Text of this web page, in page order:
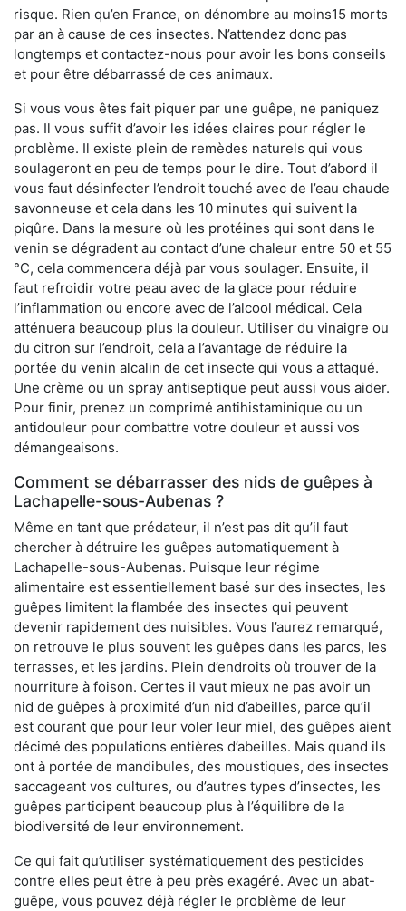
risque. Rien qu’en France, on dénombre au moins15 morts
par an à cause de ces insectes. N’attendez donc pas
longtemps et contactez-nous pour avoir les bons conseils
et pour être débarrassé de ces animaux.
Si vous vous êtes fait piquer par une guêpe, ne paniquez
pas. Il vous suffit d’avoir les idées claires pour régler le
problème. Il existe plein de remèdes naturels qui vous
soulageront en peu de temps pour le dire. Tout d’abord il
vous faut désinfecter l’endroit touché avec de l’eau chaude
savonneuse et cela dans les 10 minutes qui suivent la
piqûre. Dans la mesure où les protéines qui sont dans le
venin se dégradent au contact d’une chaleur entre 50 et 55
°C, cela commencera déjà par vous soulager. Ensuite, il
faut refroidir votre peau avec de la glace pour réduire
l’inflammation ou encore avec de l’alcool médical. Cela
atténuera beaucoup plus la douleur. Utiliser du vinaigre ou
du citron sur l’endroit, cela a l’avantage de réduire la
portée du venin alcalin de cet insecte qui vous a attaqué.
Une crème ou un spray antiseptique peut aussi vous aider.
Pour finir, prenez un comprimé antihistaminique ou un
antidouleur pour combattre votre douleur et aussi vos
démangeaisons.
Comment se débarrasser des nids de guêpes à
Lachapelle-sous-Aubenas ?
Même en tant que prédateur, il n’est pas dit qu’il faut
chercher à détruire les guêpes automatiquement à
Lachapelle-sous-Aubenas. Puisque leur régime
alimentaire est essentiellement basé sur des insectes, les
guêpes limitent la flambée des insectes qui peuvent
devenir rapidement des nuisibles. Vous l’aurez remarqué,
on retrouve le plus souvent les guêpes dans les parcs, les
terrasses, et les jardins. Plein d’endroits où trouver de la
nourriture à foison. Certes il vaut mieux ne pas avoir un
nid de guêpes à proximité d’un nid d’abeilles, parce qu’il
est courant que pour leur voler leur miel, des guêpes aient
décimé des populations entières d’abeilles. Mais quand ils
ont à portée de mandibules, des moustiques, des insectes
saccageant vos cultures, ou d’autres types d’insectes, les
guêpes participent beaucoup plus à l’équilibre de la
biodiversité de leur environnement.
Ce qui fait qu’utiliser systématiquement des pesticides
contre elles peut être à peu près exagéré. Avec un abat-
guêpe, vous pouvez déjà régler le problème de leur